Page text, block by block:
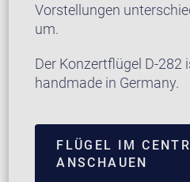
Vorstellungen
um.
Der Konzertflügel D-282
handmade in Germany.
FLÜGEL IM
ANSCHAUEN